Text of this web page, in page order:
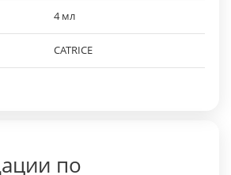
4 мл
CATRICE
по